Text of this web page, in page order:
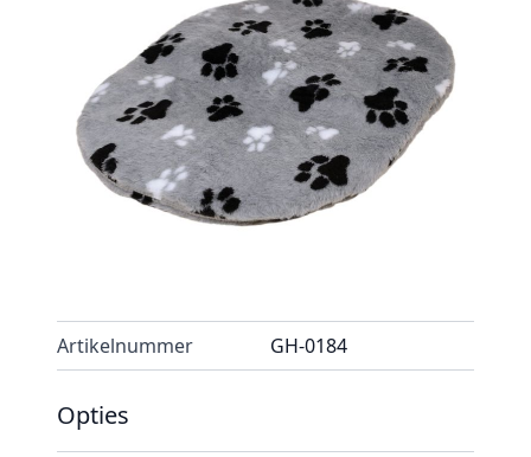
Met een speelse print en het zachte materiaal
een geweldig kussen voor uw geliefde hond!
Het kussen is gemaakt met een schuimvulling
waardoor uw hond van de grond af ligt en
lekker zacht. Het materiaal is makkelijk af te
nemen met een doek en is voorzien van een
ritssluiting waardoor hij ook kan worden
Artikelnummer GH-0184
Opties